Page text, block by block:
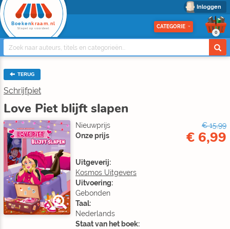
Inloggen
Boeken kraam.nl
Stapel op voordeel CATEGORIE
0
TERUG
Schrijfpiet
Love Piet blijft slapen
Nieuwprijs
€ 15,99
Onze prijs
€ 6,99
Uitgeverij:
Kosmos Uitgevers
Uitvoering:
Gebonden
Taal:
Nederlands
Staat van het boek: